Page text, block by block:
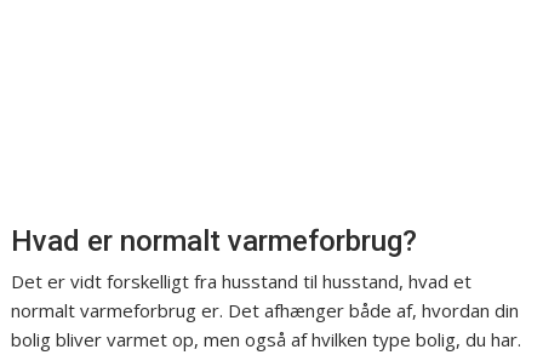
Hvad er normalt varmeforbrug?
Det er vidt forskelligt fra husstand til husstand, hvad et
normalt varmeforbrug er. Det afhænger både af, hvordan din
bolig bliver varmet op, men også af hvilken type bolig, du har.